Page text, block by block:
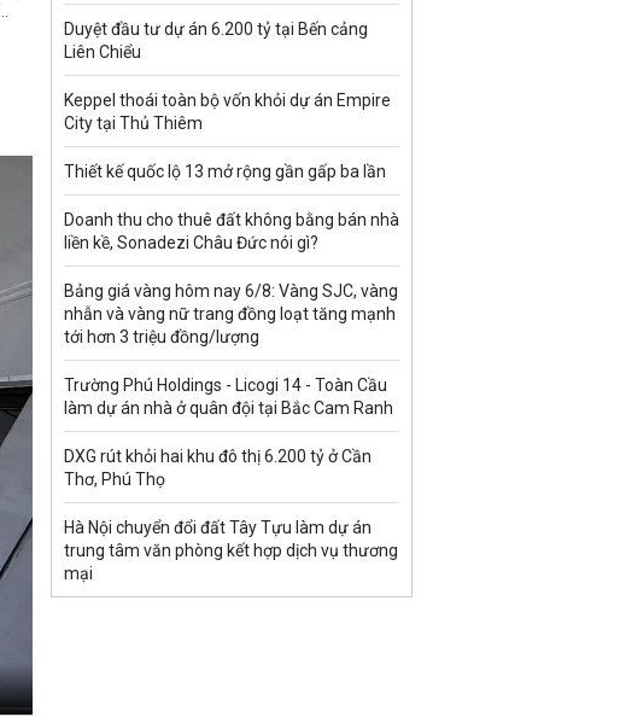
Duyệt đầu tư dự án 6.200 tỷ tại Bến cảng
Liên Chiểu
Keppel thoái toàn bộ vốn khỏi dự án Empire
City tại Thủ Thiêm
Thiết kế quốc lộ 13 mở rộng gần gấp ba lần
Doanh thu cho thuê đất không bằng bán nhà
liền kề, Sonadezi Châu Đức nói gì?
Bảng giá vàng hôm nay 6/8: Vàng SJC, vàng
nhẫn và vàng nữ trang đồng loạt tăng mạnh
tới hơn 3 triệu đồng/lượng
Trường Phú Holdings - Licogi 14 - Toàn Cầu
làm dự án nhà ở quân đội tại Bắc Cam Ranh
DXG rút khỏi hai khu đô thị 6.200 tỷ ở Cần
Thơ, Phú Thọ
Hà Nội chuyển đổi đất Tây Tựu làm dự án
trung tâm văn phòng kết hợp dịch vụ thương
mại